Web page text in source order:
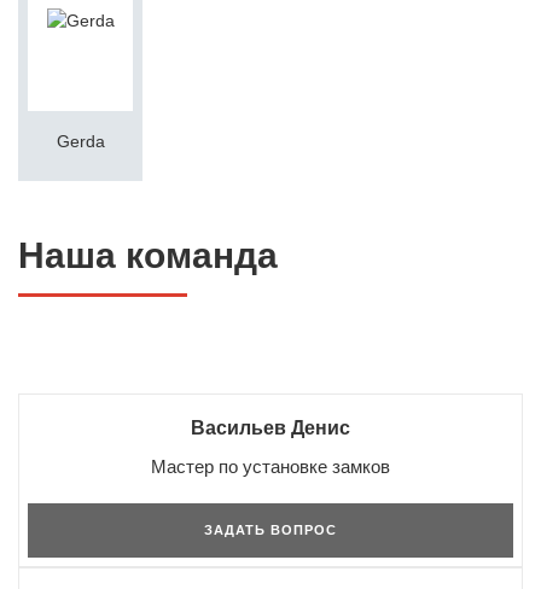
Gerda
Наша команда
Васильев Денис
Мастер по установке замков
ЗАДАТЬ ВОПРОС